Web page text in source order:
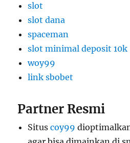
slot
slot dana
spaceman
slot minimal deposit 10k
woy99
link sbobet
Partner Resmi
Situscoy99